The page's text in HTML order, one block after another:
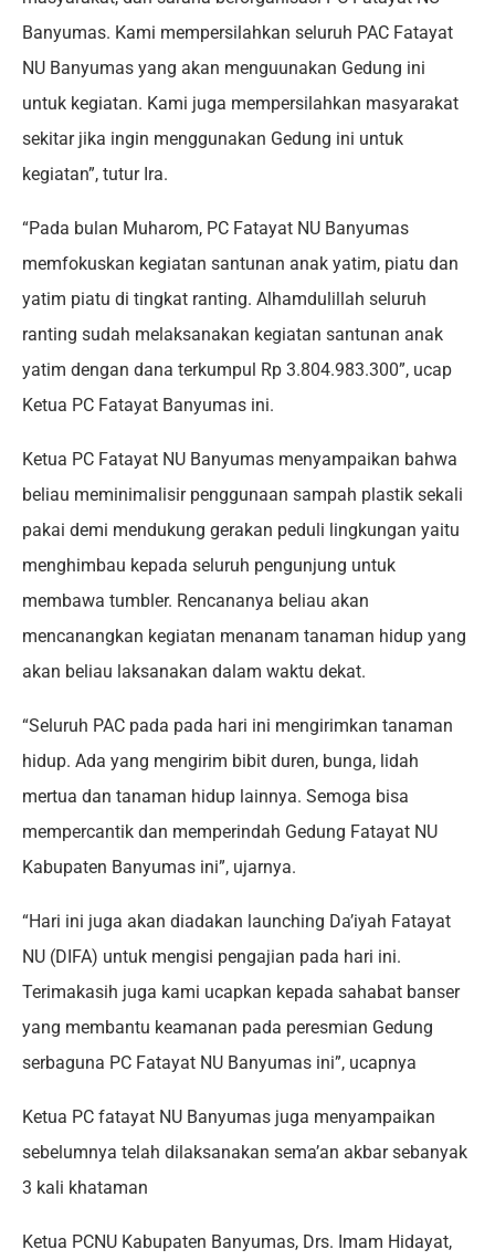
Banyumas. Kami mempersilahkan seluruh PAC Fatayat
NU Banyumas yang akan menguunakan Gedung ini
untuk kegiatan. Kami juga mempersilahkan masyarakat
sekitar jika ingin menggunakan Gedung ini untuk
kegiatan”, tutur Ira.
“Pada bulan Muharom, PC Fatayat NU Banyumas
memfokuskan kegiatan santunan anak yatim, piatu dan
yatim piatu di tingkat ranting. Alhamdulillah seluruh
ranting sudah melaksanakan kegiatan santunan anak
yatim dengan dana terkumpul Rp 3.804.983.300”, ucap
Ketua PC Fatayat Banyumas ini.
Ketua PC Fatayat NU Banyumas menyampaikan bahwa
beliau meminimalisir penggunaan sampah plastik sekali
pakai demi mendukung gerakan peduli lingkungan yaitu
menghimbau kepada seluruh pengunjung untuk
membawa tumbler. Rencananya beliau akan
mencanangkan kegiatan menanam tanaman hidup yang
akan beliau laksanakan dalam waktu dekat.
“Seluruh PAC pada pada hari ini mengirimkan tanaman
hidup. Ada yang mengirim bibit duren, bunga, lidah
mertua dan tanaman hidup lainnya. Semoga bisa
mempercantik dan memperindah Gedung Fatayat NU
Kabupaten Banyumas ini”, ujarnya.
“Hari ini juga akan diadakan launching Da’iyah Fatayat
NU (DIFA) untuk mengisi pengajian pada hari ini.
Terimakasih juga kami ucapkan kepada sahabat banser
yang membantu keamanan pada peresmian Gedung
serbaguna PC Fatayat NU Banyumas ini”, ucapnya
Ketua PC fatayat NU Banyumas juga menyampaikan
sebelumnya telah dilaksanakan sema’an akbar sebanyak
3 kali khataman
Ketua PCNU Kabupaten Banyumas, Drs. Imam Hidayat,